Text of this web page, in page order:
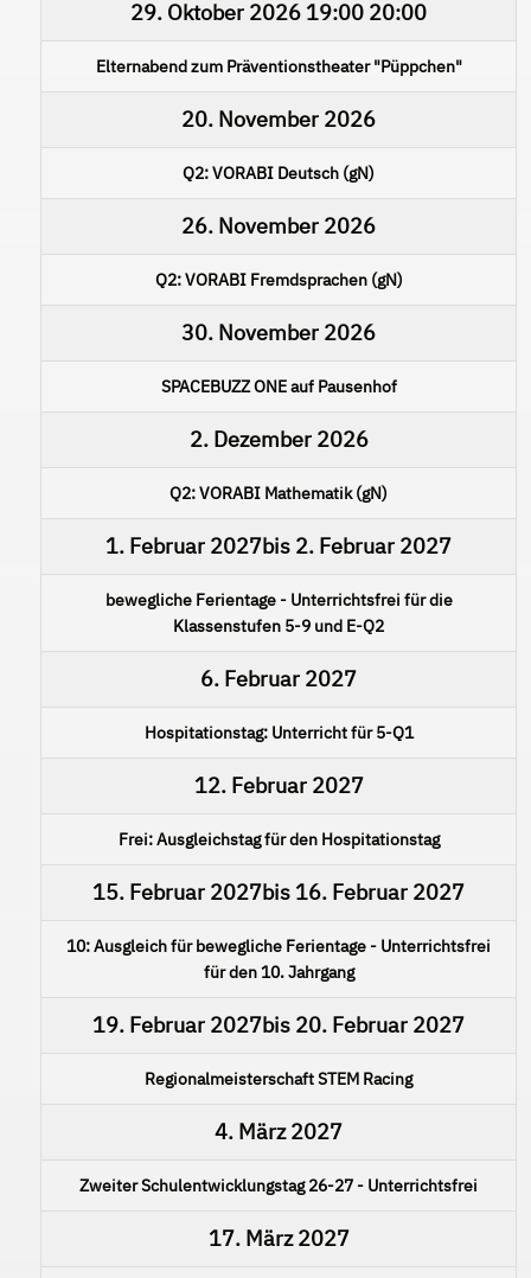
29. Oktober 2026 19:00 20:00
Elternabend zum Präventionstheater "Püppchen"
20. November 2026
Q2: VORABI Deutsch (gN)
26. November 2026
Q2: VORABI Fremdsprachen (gN)
30. November 2026
SPACEBUZZ ONE auf Pausenhof
2. Dezember 2026
Q2: VORABI Mathematik (gN)
1. Februar 2027bis 2. Februar 2027
bewegliche Ferientage - Unterrichtsfrei für die
Klassenstufen 5-9 und E-Q2
6. Februar 2027
Hospitationstag: Unterricht für 5-Q1
12. Februar 2027
Frei: Ausgleichstag für den Hospitationstag
15. Februar 2027bis 16. Februar 2027
10: Ausgleich für bewegliche Ferientage - Unterrichtsfrei
für den 10. Jahrgang
19. Februar 2027bis 20. Februar 2027
Regionalmeisterschaft STEM Racing
4. März 2027
Zweiter Schulentwicklungstag 26-27 - Unterrichtsfrei
17. März 2027